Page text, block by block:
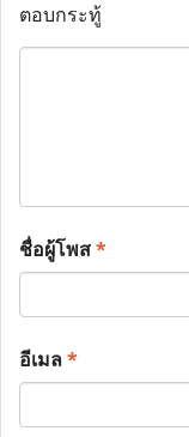
ตอบกระทู้
ชื่อผู้โพส*
อีเมล*